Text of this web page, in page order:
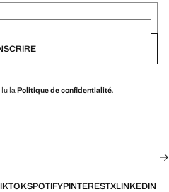
la Politique de confidentialité.
SPOTIFYPINTERESTXLINKEDIN